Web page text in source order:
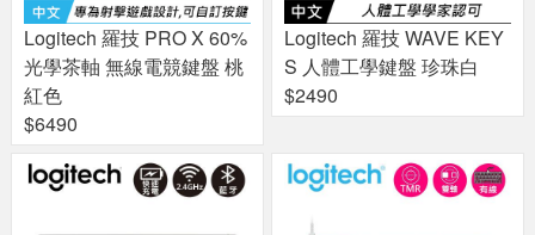
Logitech 羅技 PRO X 60%
光學茶軸 無線電競鍵盤 桃
紅色
$6490
Logitech 羅技 WAVE KEY
S 人體工學鍵盤 珍珠白
$2490